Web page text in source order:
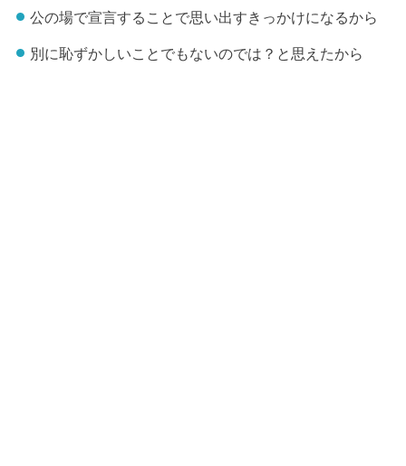
公の場で宣言することで思い出すきっかけになるから
別に恥ずかしいことでもないのでは？と思えたから